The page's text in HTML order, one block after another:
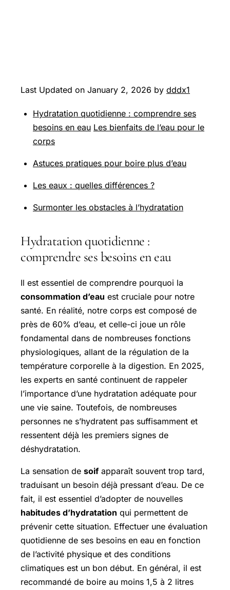
Last Updated on January 2, 2026 by dddx1
Hydratation quotidienne : comprendre ses
besoins en eau Les bienfaits de l’eau pour le
corps
Astuces pratiques pour boire plus d’eau
Les eaux : quelles différences ?
Surmonter les obstacles à l’hydratation
Hydratation quotidienne :
comprendre ses besoins en eau
Il est essentiel de comprendre pourquoi la
consommation d’eau est cruciale pour notre
santé. En réalité, notre corps est composé de
près de 60% d’eau, et celle-ci joue un rôle
fondamental dans de nombreuses fonctions
physiologiques, allant de la régulation de la
température corporelle à la digestion. En 2025,
les experts en santé continuent de rappeler
l’importance d’une hydratation adéquate pour
une vie saine. Toutefois, de nombreuses
personnes ne s’hydratent pas suffisamment et
ressentent déjà les premiers signes de
déshydratation.
La sensation de soifapparaît souvent trop tard,
traduisant un besoin déjà pressant d’eau. De ce
fait, il est essentiel d’adopter de nouvelles
habitudes d’hydratation qui permettent de
prévenir cette situation. Effectuer une évaluation
quotidienne de ses besoins en eau en fonction
de l’activité physique et des conditions
climatiques est un bon début. En général, il est
recommandé de boire au moins 1,5 à 2 litres